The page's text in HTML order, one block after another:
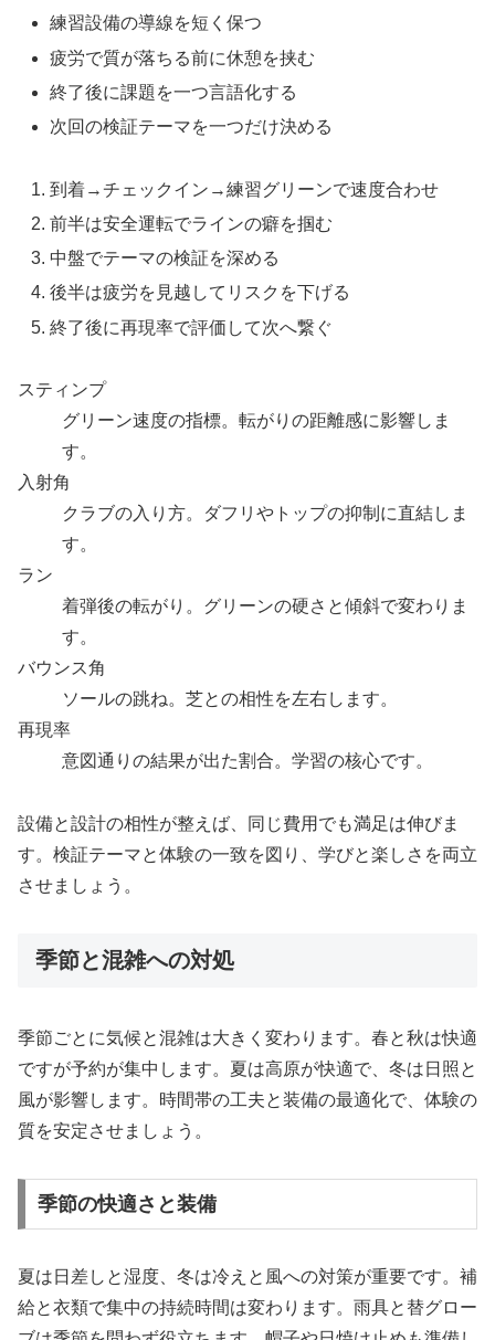
練習設備の導線を短く保つ
疲労で質が落ちる前に休憩を挟む
終了後に課題を一つ言語化する
次回の検証テーマを一つだけ決める
到着→チェックイン→練習グリーンで速度合わせ
前半は安全運転でラインの癖を掴む
中盤でテーマの検証を深める
後半は疲労を見越してリスクを下げる
終了後に再現率で評価して次へ繋ぐ
スティンプ
グリーン速度の指標。転がりの距離感に影響しま
す。
入射角
クラブの入り方。ダフリやトップの抑制に直結しま
す。
ラン
着弾後の転がり。グリーンの硬さと傾斜で変わりま
す。
バウンス角
ソールの跳ね。芝との相性を左右します。
再現率
意図通りの結果が出た割合。学習の核心です。
設備と設計の相性が整えば、同じ費用でも満足は伸びま
す。検証テーマと体験の一致を図り、学びと楽しさを両立
させましょう。
季節と混雑への対処
季節ごとに気候と混雑は大きく変わります。春と秋は快適
ですが予約が集中します。夏は高原が快適で、冬は日照と
風が影響します。時間帯の工夫と装備の最適化で、体験の
質を安定させましょう。
季節の快適さと装備
夏は日差しと湿度、冬は冷えと風への対策が重要です。補
給と衣類で集中の持続時間は変わります。雨具と替グロー